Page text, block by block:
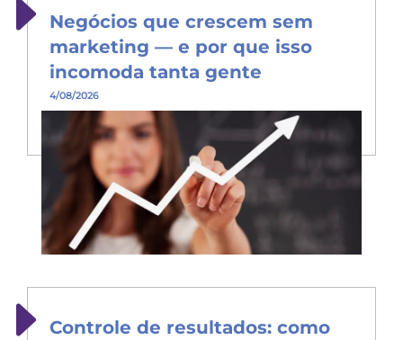
Negócios que crescem sem
marketing — e por que isso
incomoda tanta gente
4/08/2026
Controle de resultados: como